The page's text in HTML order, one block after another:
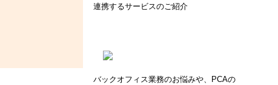
連携するサービスのご紹介
バックオフィス業務のお悩みや、PCAの